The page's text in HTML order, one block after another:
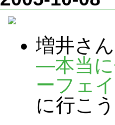
増井さ
―本当に
ーフェ
に行こ